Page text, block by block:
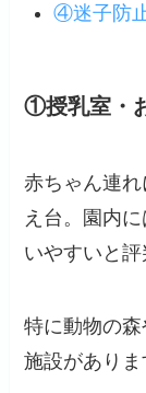
④迷子防
①授乳室・
赤ちゃん連
え台。園内
いやすいと評
特に動物の
施設がありま